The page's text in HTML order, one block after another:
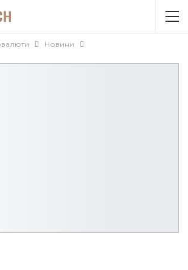
Новини